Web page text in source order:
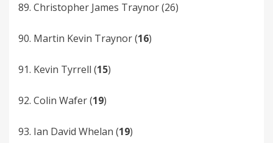
89. Christopher James Traynor (26)
90. Martin Kevin Traynor (16)
91. Kevin Tyrrell (15)
92. Colin Wafer (19)
93. Ian David Whelan (19)